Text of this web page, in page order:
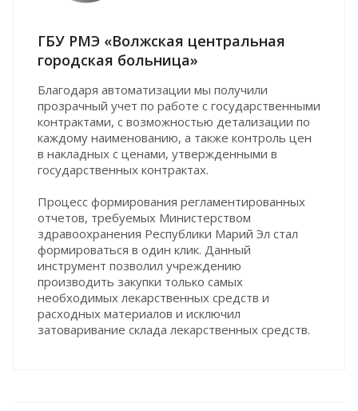
ГБУ РМЭ «Волжская центральная
городская больница»
Благодаря автоматизации мы получили
прозрачный учет по работе с государственными
контрактами, с возможностью детализации по
каждому наименованию, а также контроль цен
в накладных с ценами, утвержденными в
государственных контрактах.
Процесс формирования регламентированных
отчетов, требуемых Министерством
здравоохранения Республики Марий Эл стал
формироваться в один клик. Данный
инструмент позволил учреждению
производить закупки только самых
необходимых лекарственных средств и
расходных материалов и исключил
затоваривание склада лекарственных средств.